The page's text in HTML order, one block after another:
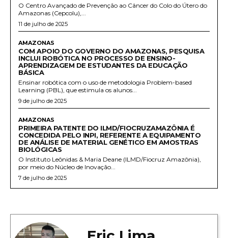
O Centro Avançado de Prevenção ao Câncer do Colo do Útero do
Amazonas (Cepcolu),...
11 de julho de 2025
AMAZONAS
COM APOIO DO GOVERNO DO AMAZONAS, PESQUISA
INCLUI ROBÓTICA NO PROCESSO DE ENSINO-
APRENDIZAGEM DE ESTUDANTES DA EDUCAÇÃO
BÁSICA
Ensinar robótica com o uso de metodologia Problem-based
Learning (PBL), que estimula os alunos...
9 de julho de 2025
AMAZONAS
PRIMEIRA PATENTE DO ILMD/FIOCRUZAMAZÔNIA É
CONCEDIDA PELO INPI, REFERENTE A EQUIPAMENTO
DE ANÁLISE DE MATERIAL GENÉTICO EM AMOSTRAS
BIOLÓGICAS
O Instituto Leônidas & Maria Deane (ILMD/Fiocruz Amazônia),
por meio do Núcleo de Inovação...
7 de julho de 2025